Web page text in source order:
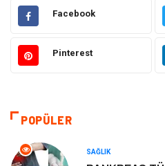
Hukuk
Giyim
Otomotiv
Keyif ve Hobi
Facebook
Pinterest
POPÜLER
SAĞLIK